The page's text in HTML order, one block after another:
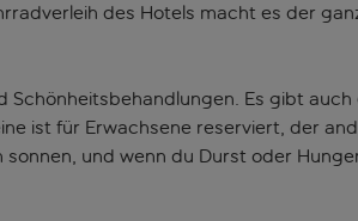
des Hotels macht es der
Schönheitsbehandlungen. Es gibt auch
ist für Erwachsene reserviert, der
und wenn du Durst oder